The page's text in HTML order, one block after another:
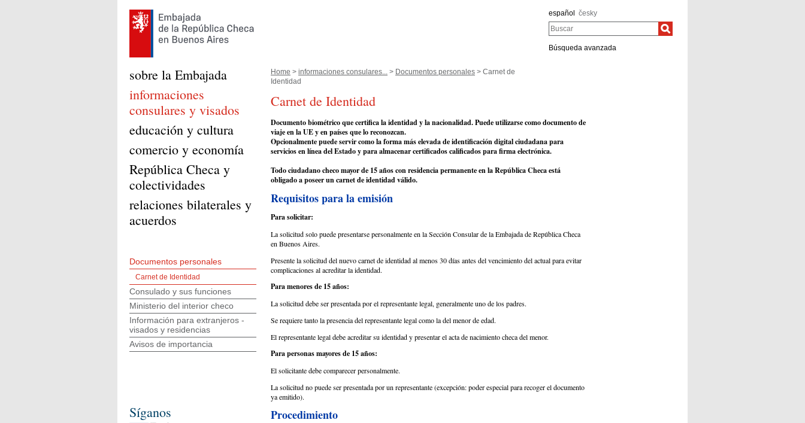
español česky
Buscar
Búsqueda avanzada
Home > informaciones consulares... > Documentos personales > Carnet de
Identidad
Carnet de Identidad
Documento biométrico que certifica la identidad y la nacionalidad. Puede utilizarse como documento de
viaje en la UE y en países que lo reconozcan.
Opcionalmente puede servir como la forma más elevada de identificación digital ciudadana para
servicios en línea del Estado y para almacenar certificados calificados para firma electrónica.
Todo ciudadano checo mayor de 15 años con residencia permanente en la República Checa está
obligado a poseer un carnet de identidad válido.
Requisitos para la emisión
Para solicitar:
La solicitud solo puede presentarse personalmente en la Sección Consular de la Embajada de República Checa
en Buenos Aires.
Presente la solicitud del nuevo carnet de identidad al menos 30 días antes del vencimiento del actual para evitar
complicaciones al acreditar la identidad.
Para menores de 15 años:
La solicitud debe ser presentada por el representante legal, generalmente uno de los padres.
Se requiere tanto la presencia del representante legal como la del menor de edad.
El representante legal debe acreditar su identidad y presentar el acta de nacimiento checa del menor.
Para personas mayores de 15 años:
El solicitante debe comparecer personalmente.
La solicitud no puede ser presentada por un representante (excepción: poder especial para recoger el documento
ya emitido).
Procedimiento
sobre la Embajada
informaciones
consulares y visados
educación y cultura
comercio y economía
República Checa y
colectividades
relaciones bilaterales y
acuerdos
Documentos personales
Carnet de Identidad
Consulado y sus funciones
Ministerio del interior checo
Información para extranjeros -
visados y residencias
Avisos de importancia
Síganos